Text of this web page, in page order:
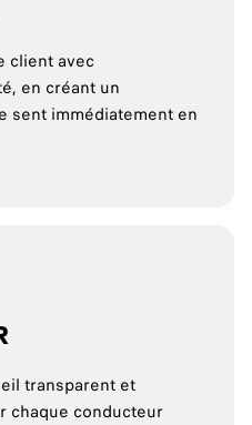
client avec
en créant un
sent immédiatement en
transparent et
chaque conducteur